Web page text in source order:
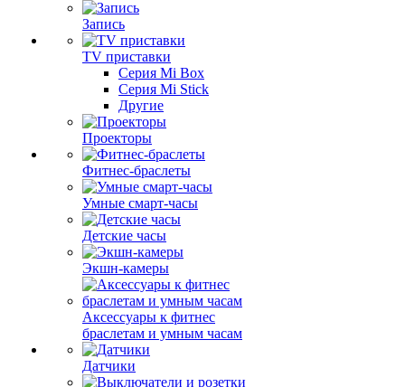
Запись
TV приставки
Серия Mi Box
Серия Mi Stick
Другие
Проекторы
Фитнес-браслеты
Умные смарт-часы
Детские часы
Экшн-камеры
Аксессуары к фитнес
браслетам и умным часам
Датчики